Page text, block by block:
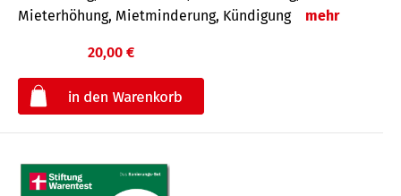
Mieterhöhung, Mietminderung, Kündigung
mehr
20,00 €